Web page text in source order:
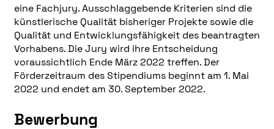
eine Fachjury. Ausschlaggebende Kriterien sind die
künstlerische Qualität bisheriger Projekte sowie die
Qualität und Entwicklungsfähigkeit des beantragten
Vorhabens. Die Jury wird ihre Entscheidung
voraussichtlich Ende März 2022 treffen. Der
Förderzeitraum des Stipendiums beginnt am 1. Mai
2022 und endet am 30. September 2022.
Bewerbung